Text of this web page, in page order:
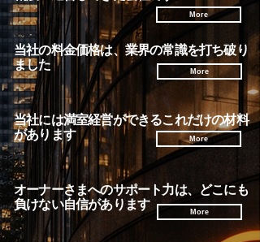
More
当社の料金価格は、業界の常識を打ち破り
ました
More
当社には満室経営ができるこれだけの材料
があります
More
オーナーさまへのサポート力は、どこにも
負けない自信があります
More